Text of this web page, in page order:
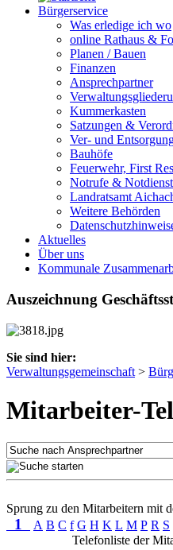
Bürgerservice
Was erledige ich wo
online Rathaus &
Planen / Bauen
Finanzen
Ansprechpartner
Kummerkasten
Satzungen &
Ver- und
Bauhöfe
Feuerwehr, First
Notrufe &
Landratsamt
Weitere Behörden
Aktuelles
Über uns
Kommunale
Auszeichnung
Sie sind hier:
Verwaltungsgemeinschaft >
Mitarbeiter-
Sprung zu den Mitarbeitern mit
1 A B C f G H K L M P R S
Telefonliste der